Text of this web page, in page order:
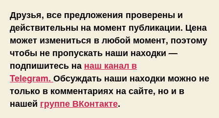
Друзья, все предложения проверены и
действительны на момент публикации. Цена
может измениться в любой момент, поэтому
чтобы не пропускать наши находки —
подпишитесь на наш канал в
Telegram. Обсуждать наши находки можно не
только в комментариях на сайте, но и в
нашей группе ВКонтакте.